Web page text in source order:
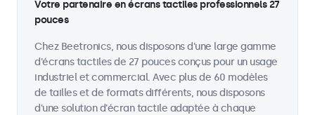
Votre partenaire en écrans tactiles professionnels 27
pouces
Chez Beetronics, nous disposons d'une large gamme
d'écrans tactiles de 27 pouces conçus pour un usage
industriel et commercial. Avec plus de 60 modèles
de tailles et de formats différents, nous disposons
d'une solution d'écran tactile adaptée à chaque